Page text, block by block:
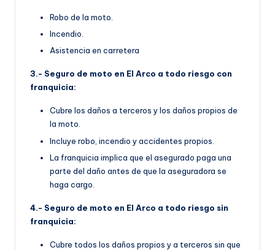
Robo de la moto.
Incendio.
Asistencia en carretera
3.- Seguro de moto en El Arco a todo riesgo con
franquicia:
Cubre los daños a terceros y los daños propios de
la moto.
Incluye robo, incendio y accidentes propios.
La franquicia implica que el asegurado paga una
parte del daño antes de que la aseguradora se
haga cargo.
4.- Seguro de moto en El Arco a todo riesgo sin
franquicia:
Cubre todos los daños propios y a terceros sin que